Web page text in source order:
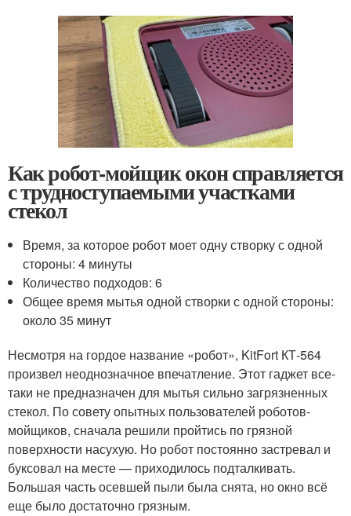
Как робот-мойщик окон справляется
с трудноступаемыми участками
стекол
Время, за которое робот моет одну створку с одной
стороны: 4 минуты
Количество подходов: 6
Общее время мытья одной створки с одной стороны:
около 35 минут
Несмотря на гордое название «робот», KitFort КТ-564
произвел неоднозначное впечатление. Этот гаджет все-
таки не предназначен для мытья сильно загрязненных
стекол. По совету опытных пользователей роботов-
мойщиков, сначала решили пройтись по грязной
поверхности насухую. Но робот постоянно застревал и
буксовал на месте — приходилось подталкивать.
Большая часть осевшей пыли была снята, но окно всё
еще было достаточно грязным.